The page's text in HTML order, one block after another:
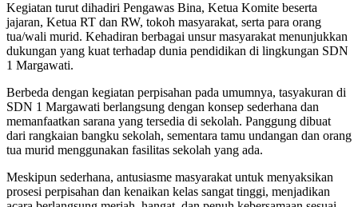
Kegiatan turut dihadiri Pengawas Bina, Ketua Komite beserta
jajaran, Ketua RT dan RW, tokoh masyarakat, serta para orang
tua/wali murid. Kehadiran berbagai unsur masyarakat menunjukkan
dukungan yang kuat terhadap dunia pendidikan di lingkungan SDN
1 Margawati.
Berbeda dengan kegiatan perpisahan pada umumnya, tasyakuran di
SDN 1 Margawati berlangsung dengan konsep sederhana dan
memanfaatkan sarana yang tersedia di sekolah. Panggung dibuat
dari rangkaian bangku sekolah, sementara tamu undangan dan orang
tua murid menggunakan fasilitas sekolah yang ada.
Meskipun sederhana, antusiasme masyarakat untuk menyaksikan
prosesi perpisahan dan kenaikan kelas sangat tinggi, menjadikan